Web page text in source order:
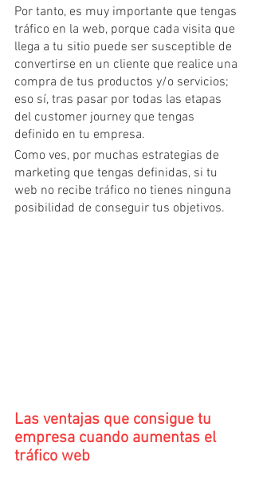
Por tanto, es muy importante que tengas
tráfico en la web, porque cada visita que
llega a tu sitio puede ser susceptible de
convertirse en un cliente que realice una
compra de tus productos y/o servicios;
eso sí, tras pasar por todas las etapas
del customer journey que tengas
definido en tu empresa.
Como ves, por muchas estrategias de
marketing que tengas definidas, si tu
web no recibe tráfico no tienes ninguna
posibilidad de conseguir tus objetivos.
Las ventajas que consigue tu
empresa cuando aumentas el
tráfico web